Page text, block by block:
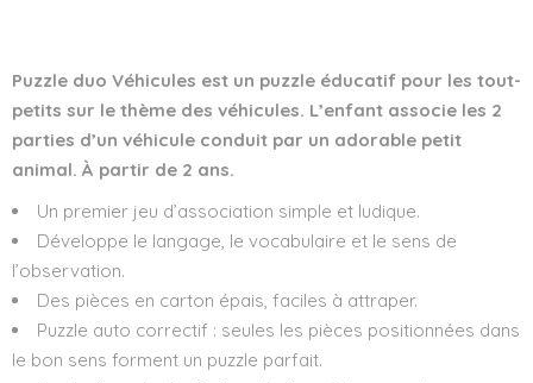
Puzzle duo Véhicules est un puzzle éducatif pour les tout-
petits sur le thème des véhicules. L’enfant associe les 2
parties d’un véhicule conduit par un adorable petit
animal. À partir de 2 ans.
Un premier jeu d’association simple et ludique.
Développe le langage, le vocabulaire et le sens de
l’observation.
Des pièces en carton épais, faciles à attraper.
Puzzle auto correctif : seules les pièces positionnées dans
le bon sens forment un puzzle parfait.